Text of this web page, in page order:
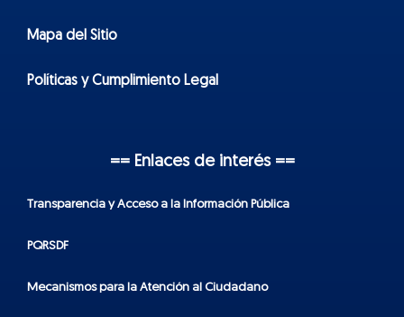
Mapa del Sitio
Políticas y Cumplimiento Legal
== Enlaces de interés ==
Transparencia y Acceso a la Información Pública
PQRSDF
Mecanismos para la Atención al Ciudadano